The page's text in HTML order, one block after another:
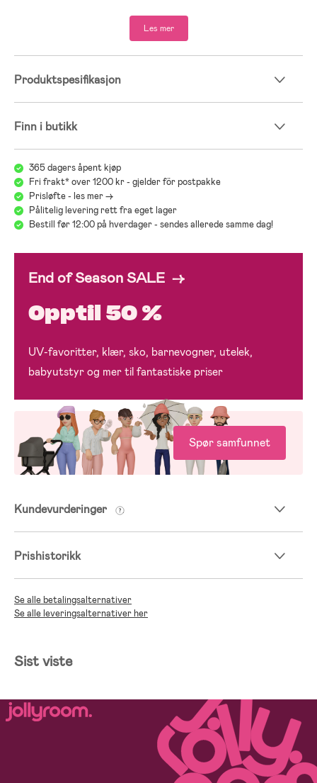
- Inneholder sertifiserte, resirkulerte fibre.
- Front: 92 % polyester, 8 % elastan.
- Bakside: 100 % resirkulert polyester.
Les mer
Produktspesifikasjon
Finn i butikk
365 dagers åpent kjøp
Fri frakt* over 1200 kr - gjelder för postpakke
Prisløfte - les mer ->
Pålitelig levering rett fra eget lager
Bestill før 12:00 på hverdager - sendes allerede samme dag!
End of Season SALE →
Opptil 50 %
UV-favoritter, klær, sko, barnevogner, utelek,
babyutstyr og mer til fantastiske priser
Spør samfunnet
Kundevurderinger
Prishistorikk
Se alle betalingsalternativer
Se alle leveringsalternativer her
Sist viste